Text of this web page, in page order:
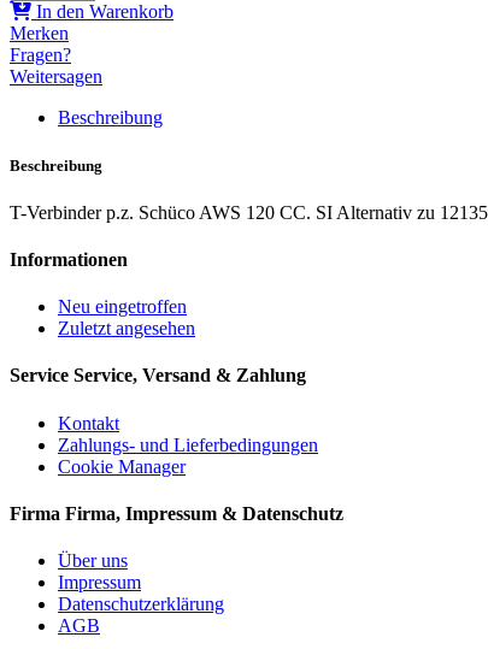
In den Warenkorb
Merken
Fragen?
Weitersagen
Beschreibung
Beschreibung
T-Verbinder p.z. Schüco AWS 120 CC. SI Alternativ zu
Informationen
Neu eingetroffen
Zuletzt angesehen
Service Service, Versand & Zahlung
Kontakt
Zahlungs- und Lieferbedingungen
Cookie Manager
Firma Firma, Impressum & Datenschutz
Über uns
Impressum
Datenschutzerklärung
AGB